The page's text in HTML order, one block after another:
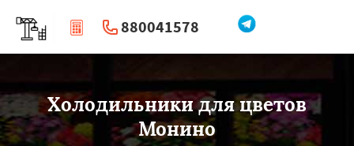
880041578
| Перезвоните мне
Холодильники для цветов
Монино